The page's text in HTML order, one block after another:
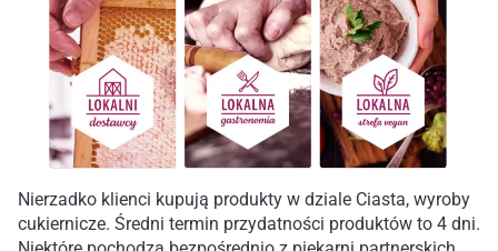
Nierzadko klienci kupują produkty w dziale Ciasta, wyroby
cukiernicze. Średni termin przydatności produktów to 4 dni.